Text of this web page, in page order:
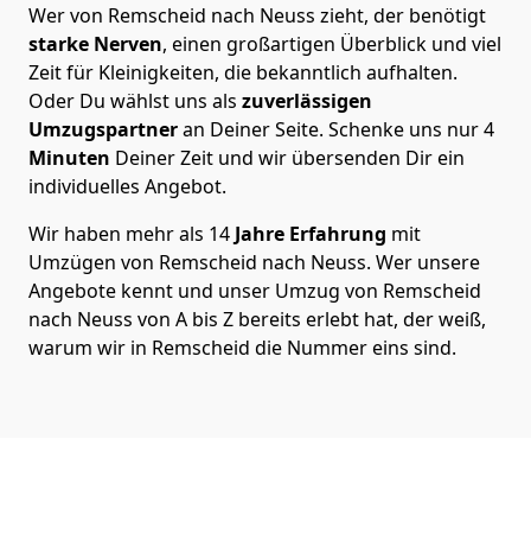
Wer von Remscheid nach Neuss zieht, der benötigt
starke Nerven, einen großartigen Überblick und viel
Zeit für Kleinigkeiten, die bekanntlich aufhalten.
Oder Du wählst uns als zuverlässigen
Umzugspartneran Deiner Seite. Schenke uns nur4
Minuten Deiner Zeit und wir übersenden Dir ein
individuelles Angebot.
Wir haben mehr als 14 Jahre Erfahrung mit
Umzügen von Remscheid nach Neuss. Wer unsere
Angebote kennt und unser Umzug von Remscheid
nach Neuss von A bis Z bereits erlebt hat, der weiß,
warum wir in Remscheid die Nummer eins sind.